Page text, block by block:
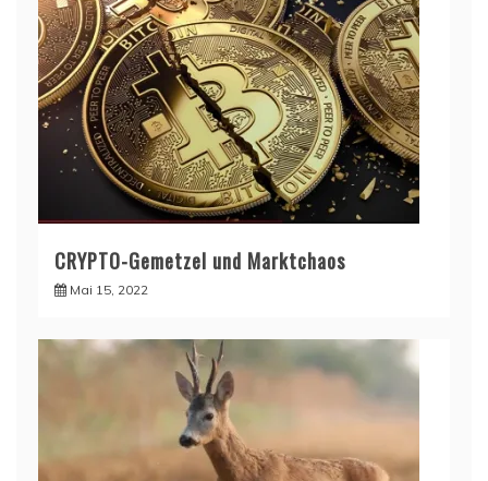
CRYPTO-Gemetzel und Marktchaos
Mai 15, 2022